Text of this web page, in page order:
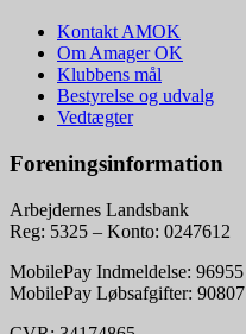
Kontakt AMOK
Om Amager OK
Klubbens mål
Bestyrelse og udvalg
Vedtægter
Foreningsinformation
Arbejdernes Landsbank
Reg: 5325 – Konto: 0247612
MobilePay Indmeldelse: 96955
MobilePay Løbsafgifter: 90807